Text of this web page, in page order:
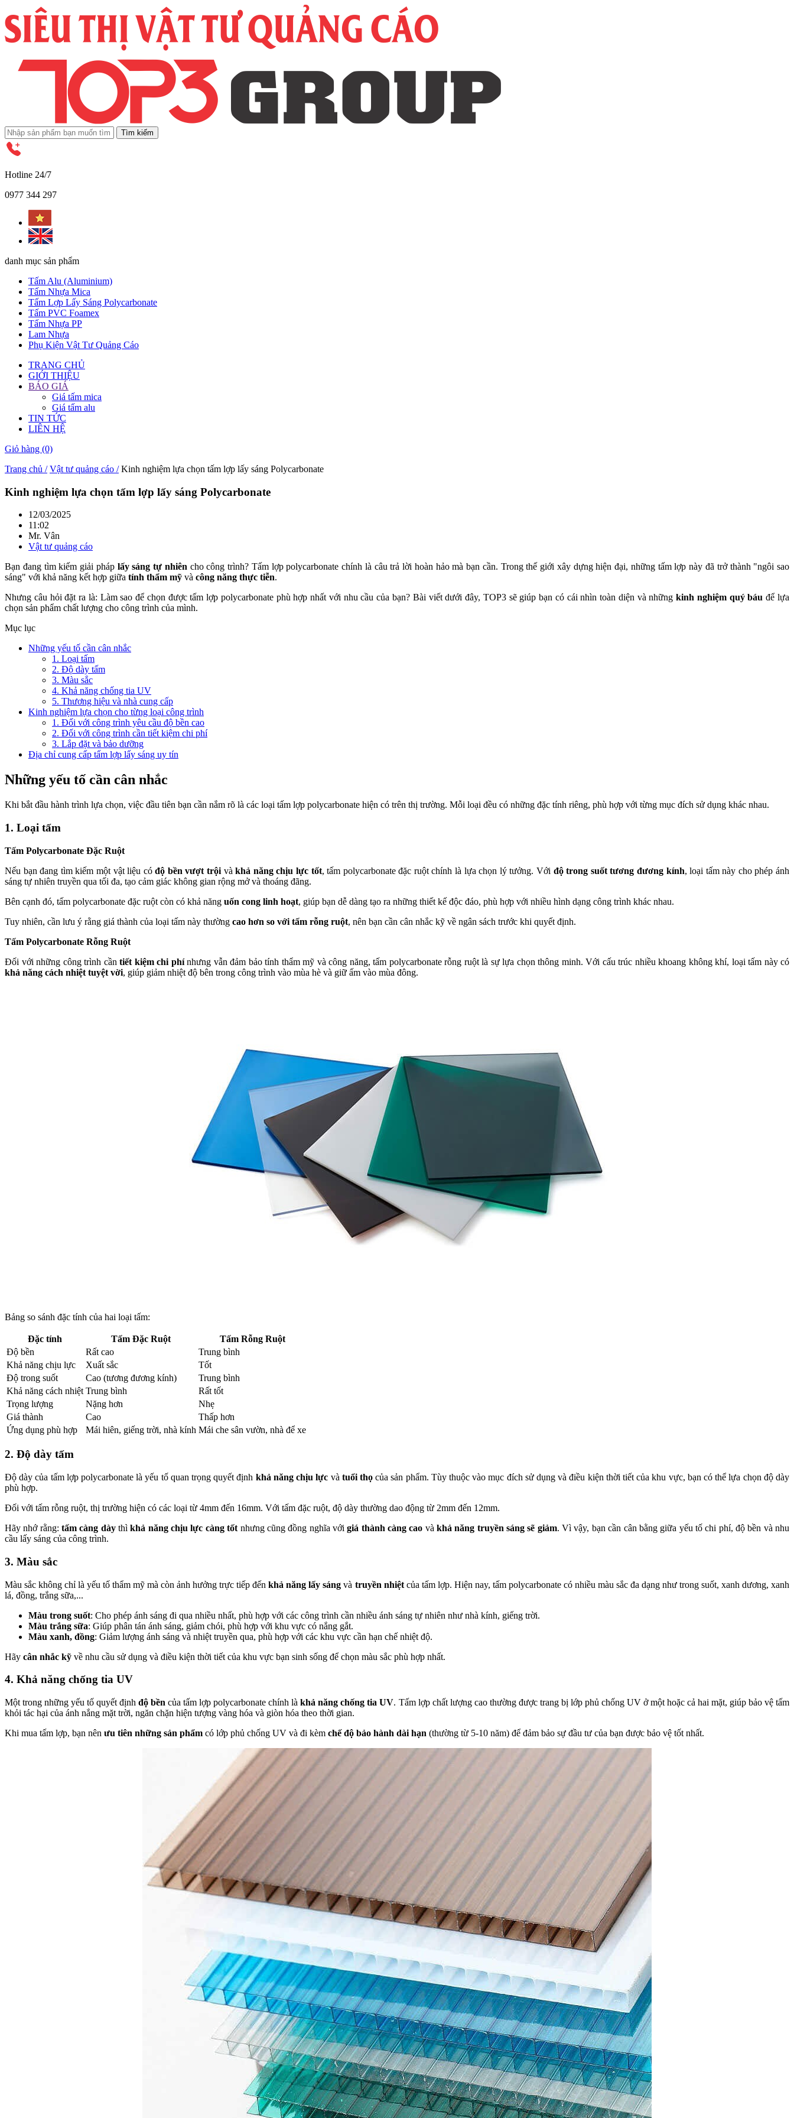
Tìm kiếm
Hotline 24/7
0977 344 297
danh mục sản phẩm
Tấm Alu (Aluminium)
Tấm Nhựa Mica
Tấm Lợp Lấy Sáng Polycarbonate
Tấm PVC Foamex
Tấm Nhựa PP
Lam Nhựa
Phụ Kiện Vật Tư Quảng Cáo
TRANG CHỦ
GIỚI THIỆU
BÁO GIÁ
Giá tấm mica
Giá tấm alu
TIN TỨC
LIÊN HỆ
Giỏ hàng (0)
Trang chủ / Vật tư quảng cáo / Kinh nghiệm lựa chọn tấm lợp lấy sáng Polycarbonate
Kinh nghiệm lựa chọn tấm lợp lấy sáng Polycarbonate
12/03/2025
11:02
Mr. Vân
Vật tư quảng cáo
Bạn đang tìm kiếm giải pháp lấy sáng tự nhiêncho công trình? Tấm lợp polycarbonate chính là câu trả lời hoàn hảo mà bạn cần. Trong thế giới xây dựng hiện đại, những tấm lợp này đã trở thành "ngôi sao
sáng" với khả năng kết hợp giữa tính thẩm mỹ và công năng thực tiễn.
Nhưng câu hỏi đặt ra là: Làm sao để chọn được tấm lợp polycarbonate phù hợp nhất với nhu cầu của bạn? Bài viết dưới đây, TOP3 sẽ giúp bạn có cái nhìn toàn diện và nhữngkinh nghiệm quý báu để lựa
chọn sản phẩm chất lượng cho công trình của mình.
Mục lục
Những yếu tố cần cân nhắc
1. Loại tấm
2. Độ dày tấm
3. Màu sắc
4. Khả năng chống tia UV
5. Thương hiệu và nhà cung cấp
Kinh nghiệm lựa chọn cho từng loại công trình
1. Đối với công trình yêu cầu độ bền cao
2. Đối với công trình cần tiết kiệm chi phí
3. Lắp đặt và bảo dưỡng
Địa chỉ cung cấp tấm lợp lấy sáng uy tín
Những yếu tố cần cân nhắc
Khi bắt đầu hành trình lựa chọn, việc đầu tiên bạn cần nắm rõ là các loại tấm lợp polycarbonate hiện có trên thị trường. Mỗi loại đều có những đặc tính riêng, phù hợp với từng mục đích sử dụng khác nhau.
1. Loại tấm
Tấm Polycarbonate Đặc Ruột
Nếu bạn đang tìm kiếm một vật liệu cóđộ bền vượt trội vàkhả năng chịu lực tốt, tấm polycarbonate đặc ruột chính là lựa chọn lý tưởng. Với độ trong suốt tương đương kính, loại tấm này cho phép ánh
sáng tự nhiên truyền qua tối đa, tạo cảm giác không gian rộng mở và thoáng đãng.
Bên cạnh đó, tấm polycarbonate đặc ruột còn có khả năng uốn cong linh hoạt, giúp bạn dễ dàng tạo ra những thiết kế độc đáo, phù hợp với nhiều hình dạng công trình khác nhau.
Tuy nhiên, cần lưu ý rằng giá thành của loại tấm này thường cao hơn so với tấm rỗng ruột, nên bạn cần cân nhắc kỹ về ngân sách trước khi quyết định.
Tấm Polycarbonate Rỗng Ruột
Đối với những công trình cần tiết kiệm chi phínhưng vẫn đảm bảo tính thẩm mỹ và công năng, tấm polycarbonate rỗng ruột là sự lựa chọn thông minh. Với cấu trúc nhiều khoang không khí, loại tấm này có
khả năng cách nhiệt tuyệt vời, giúp giảm nhiệt độ bên trong công trình vào mùa hè và giữ ấm vào mùa đông.
Bảng so sánh đặc tính của hai loại tấm:
Đặc tính Tấm Đặc Ruột
Tấm Rỗng Ruột
Độ bền
Rất cao
Trung bình
Khả năng chịu lực
Xuất sắc
Tốt
Độ trong suốt
Cao (tương đương kính)
Trung bình
Khả năng cách nhiệt Trung bình
Rất tốt
Trọng lượng
Nặng hơn
Nhẹ
Giá thành
Cao
Thấp hơn
Ứng dụng phù hợp
Mái hiên, giếng trời, nhà kính Mái che sân vườn, nhà để xe
2. Độ dày tấm
Độ dày của tấm lợp polycarbonate là yếu tố quan trọng quyết định khả năng chịu lực và tuổi thọcủa sản phẩm. Tùy thuộc vào mục đích sử dụng và điều kiện thời tiết của khu vực, bạn có thể lựa chọn độ dày
phù hợp.
Đối với tấm rỗng ruột, thị trường hiện có các loại từ 4mm đến 16mm. Với tấm đặc ruột, độ dày thường dao động từ 2mm đến 12mm.
Hãy nhớ rằng:tấm càng dàythìkhả năng chịu lực càng tốt nhưng cũng đồng nghĩa vớigiá thành càng cao vàkhả năng truyền sáng sẽ giảm. Vì vậy, bạn cần cân bằng giữa yếu tố chi phí, độ bền và nhu
cầu lấy sáng của công trình.
3. Màu sắc
Màu sắc không chỉ là yếu tố thẩm mỹ mà còn ảnh hưởng trực tiếp đếnkhả năng lấy sáng và truyền nhiệtcủa tấm lợp. Hiện nay, tấm polycarbonate có nhiều màu sắc đa dạng như trong suốt, xanh dương, xanh
lá, đồng, trắng sữa,...
Màu trong suốt: Cho phép ánh sáng đi qua nhiều nhất, phù hợp với các công trình cần nhiều ánh sáng tự nhiên như nhà kính, giếng trời.
Màu trắng sữa: Giúp phân tán ánh sáng, giảm chói, phù hợp với khu vực có nắng gắt.
Màu xanh, đồng: Giảm lượng ánh sáng và nhiệt truyền qua, phù hợp với các khu vực cần hạn chế nhiệt độ.
Hãy cân nhắc kỹ về nhu cầu sử dụng và điều kiện thời tiết của khu vực bạn sinh sống để chọn màu sắc phù hợp nhất.
4. Khả năng chống tia UV
Một trong những yếu tố quyết địnhđộ bền của tấm lợp polycarbonate chính làkhả năng chống tia UV. Tấm lợp chất lượng cao thường được trang bị lớp phủ chống UV ở một hoặc cả hai mặt, giúp bảo vệ tấm
khỏi tác hại của ánh nắng mặt trời, ngăn chặn hiện tượng vàng hóa và giòn hóa theo thời gian.
Khi mua tấm lợp, bạn nên ưu tiên những sản phẩm có lớp phủ chống UV và đi kèm chế độ bảo hành dài hạn (thường từ 5-10 năm) để đảm bảo sự đầu tư của bạn được bảo vệ tốt nhất.